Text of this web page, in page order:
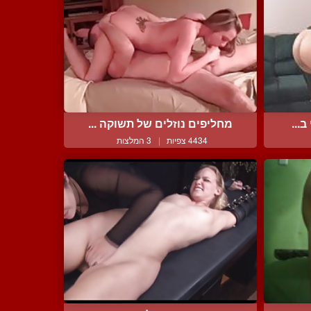
ב... מחליפים נוזלים של תשוקה ...
4434 צפיות | 3 המלצות